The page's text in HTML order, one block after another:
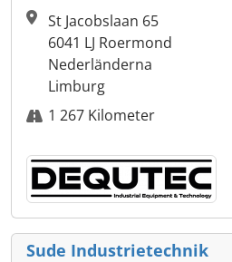
St Jacobslaan 65
6041 LJ Roermond
Nederländerna
Limburg
1 267 Kilometer
Sude Industrietechnik